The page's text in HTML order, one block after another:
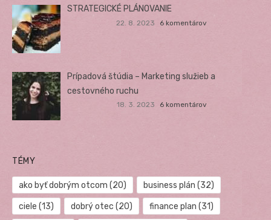
STRATEGICKÉ PLÁNOVANIE
22. 8. 2023 6 komentárov
Prípadová štúdia – Marketing služieb a
cestovného ruchu
18. 3. 2023 6 komentárov
TÉMY
ako byť dobrým otcom (20) business plán (32)
ciele (13) dobrý otec (20) finance plan (31)